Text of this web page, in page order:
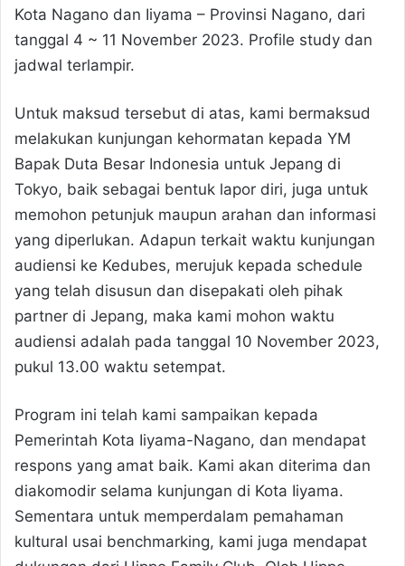
Kota Nagano dan Iiyama – Provinsi Nagano, dari
tanggal 4 ~ 11 November 2023. Profile study dan
jadwal terlampir.
Untuk maksud tersebut di atas, kami bermaksud
melakukan kunjungan kehormatan kepada YM
Bapak Duta Besar Indonesia untuk Jepang di
Tokyo, baik sebagai bentuk lapor diri, juga untuk
memohon petunjuk maupun arahan dan informasi
yang diperlukan. Adapun terkait waktu kunjungan
audiensi ke Kedubes, merujuk kepada schedule
yang telah disusun dan disepakati oleh pihak
partner di Jepang, maka kami mohon waktu
audiensi adalah pada tanggal 10 November 2023,
pukul 13.00 waktu setempat.
Program ini telah kami sampaikan kepada
Pemerintah Kota Iiyama-Nagano, dan mendapat
respons yang amat baik. Kami akan diterima dan
diakomodir selama kunjungan di Kota Iiyama.
Sementara untuk memperdalam pemahaman
kultural usai benchmarking, kami juga mendapat